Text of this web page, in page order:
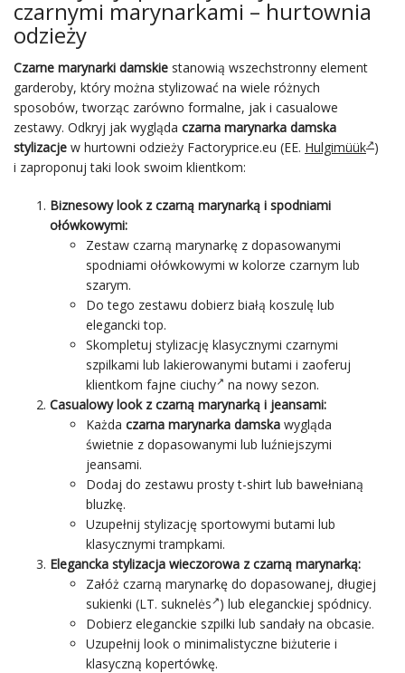
czarnymi marynarkami – hurtownia
odzieży
Czarne marynarki damskie stanowią wszechstronny element
garderoby, który można stylizować na wiele różnych
sposobów, tworząc zarówno formalne, jak i casualowe
zestawy. Odkryj jak wygląda czarna marynarka damska
stylizacje w hurtowni odzieży Factoryprice.eu (EE. Hulgimüük )
i zaproponuj taki look swoim klientkom:
Biznesowy look z czarną marynarką i spodniami
ołówkowymi:
Zestaw czarną marynarkę z dopasowanymi
spodniami ołówkowymi w kolorze czarnym lub
szarym.
Do tego zestawu dobierz białą koszulę lub
elegancki top.
Skompletuj stylizację klasycznymi czarnymi
szpilkami lub lakierowanymi butami i zaoferuj
klientkom fajne ciuchy
na nowy sezon.
Casualowy lookz czarną marynarką i jeansami:
Każda czarna marynarka damska wygląda
świetnie z dopasowanymi lub luźniejszymi
jeansami.
Dodaj do zestawu prosty t-shirt lub bawełnianą
bluzkę.
Uzupełnij stylizację sportowymi butami lub
klasycznymi trampkami.
Elegancka stylizacja wieczorowa z czarną marynarką:
Załóż czarną marynarkę do dopasowanej, długiej
sukienki (LT. suknelės ) lub eleganckiej spódnicy.
Dobierz eleganckie szpilki lub sandały na obcasie.
Uzupełnij look o minimalistyczne biżuterie i
klasyczną kopertówkę.